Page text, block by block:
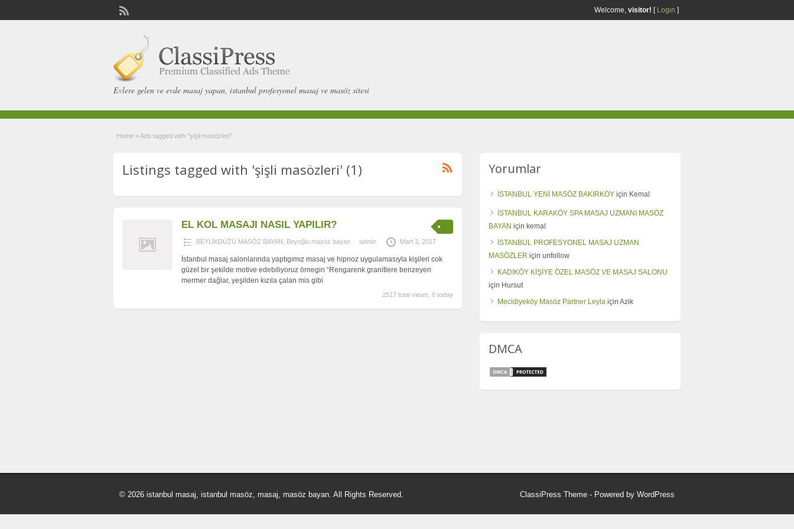
Welcome, visitor! [ Login ]
Evlere gelen ve evde masaj yapan, istanbul profesyonel masaj ve masöz sitesi
Home »Ads tagged with "şişli masözleri"
Listings tagged with 'şişli masözleri' (1)
EL KOL MASAJI NASIL YAPILIR?
BEYLİKDÜZÜ MASÖZ BAYAN Beyoğlu masöz bayan admin Mart 3, 2017
İstanbul masaj salonlarında yaptıgımız masaj ve hipnoz uygulamasıyla kişileri cok
güzel bir şekilde motive edebiliyoruz örnegin “Rengarenk granitlere benzeyen
mermer dağlar, yeşilden kızıla çalan mis gibi
2517 total views, 0 today
Yorumlar
İSTANBUL YENİ MASÖZ BAKIRKÖY için Kemal
İSTANBUL KARAKÖY SPA MASAJ UZMANI MASÖZ
BAYAN için kemal
İSTANBUL PROFESYONEL MASAJ UZMAN
MASÖZLER için unfollow
KADIKÖY KİŞİYE ÖZEL MASÖZ VE MASAJ SALONU
için Hursut
Mecidiyeköy Masöz Partner Leyla için Azik
DMCA
© 2026 istanbul masaj, istanbul masöz, masaj, masöz bayan. All Rights Reserved. ClassiPress Theme - Powered by WordPress